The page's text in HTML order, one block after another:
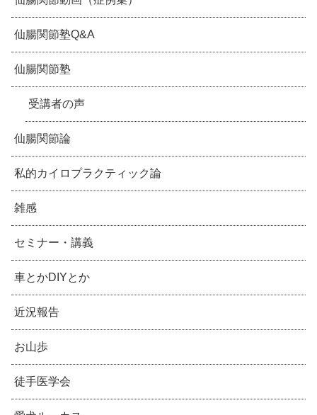
仙腸関節塾Q&A
仙腸関節塾
受講者の声
仙腸関節論
私的カイロプラクティック論
雑感
セミナー・講義
車とかDIYとか
近況報告
お山歩
徒手医学会